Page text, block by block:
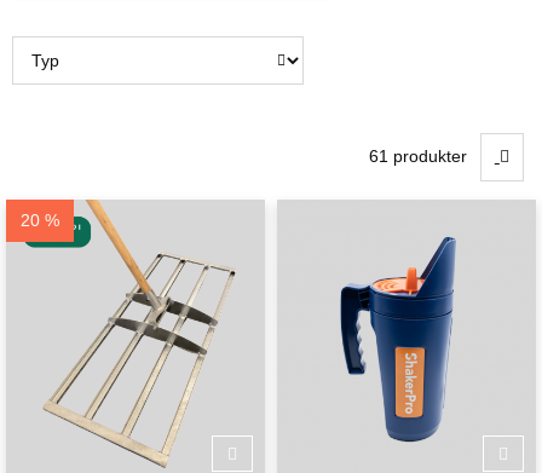
61 produkter
20 %